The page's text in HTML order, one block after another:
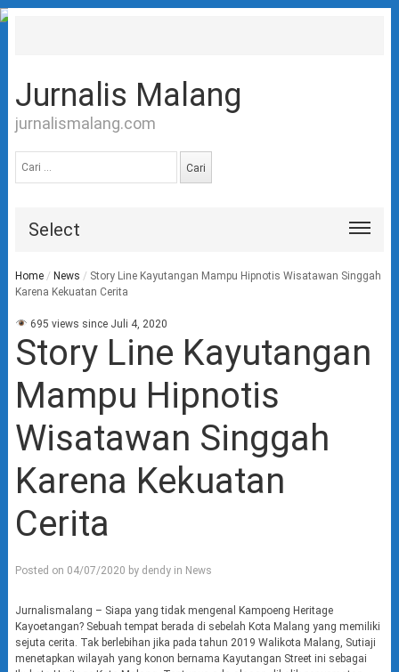
Jurnalis Malang
jurnalismalang.com
untuk:
Select
Home / News / Story Line Kayutangan Mampu Hipnotis Wisatawan Singgah
Karena Kekuatan Cerita
695 views since Juli 4, 2020
Story Line Kayutangan
Mampu Hipnotis
Wisatawan Singgah
Karena Kekuatan
Cerita
Posted on 04/07/2020 by dendyin News
Jurnalismalang – Siapa yang tidak mengenal Kampoeng Heritage
Kayoetangan? Sebuah tempat berada di sebelah Kota Malang yang memiliki
sejuta cerita. Tak berlebihan jika pada tahun 2019 Walikota Malang, Sutiaji
menetapkan wilayah yang konon bernama Kayutangan Street ini sebagai